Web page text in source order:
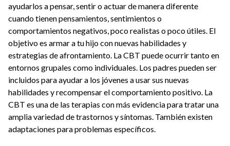
ayudarlos a pensar, sentir o actuar de manera diferente
cuando tienen pensamientos, sentimientos o
comportamientos negativos, poco realistas o poco útiles. El
objetivo es armar a tu hijo con nuevas habilidades y
estrategias de afrontamiento. La CBT puede ocurrir tanto en
entornos grupales como individuales. Los padres pueden ser
incluidos para ayudar a los jóvenes a usar sus nuevas
habilidades y recompensar el comportamiento positivo. La
CBT es una de las terapias con más evidencia para tratar una
amplia variedad de trastornos y síntomas. También existen
adaptaciones para problemas específicos.